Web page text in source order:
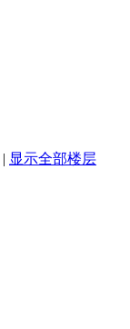
| 显示全部楼层